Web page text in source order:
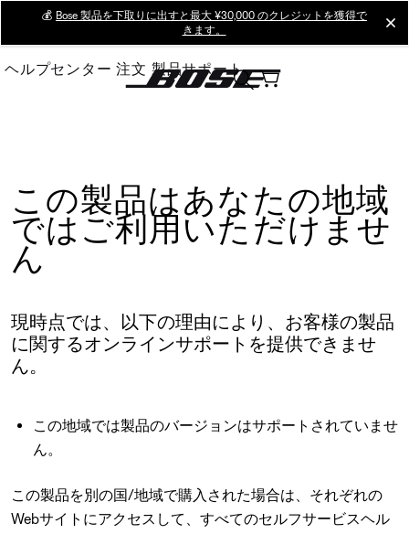
Main
💰 Bose 製品を下取りに出すと最大 ¥30,000 のクレジットを獲得で
きます。
ヘルプセンター 注文 製品サポート
この製品はあなたの地域
ではご利用いただけませ
ん
現時点では、以下の理由により、お客様の製品
に関するオンラインサポートを提供できませ
ん。
この地域では製品のバージョンはサポートされていませ
ん。
この製品を別の国/地域で購入された場合は、それぞれの
Webサイトにアクセスして、すべてのセルフサービスヘル